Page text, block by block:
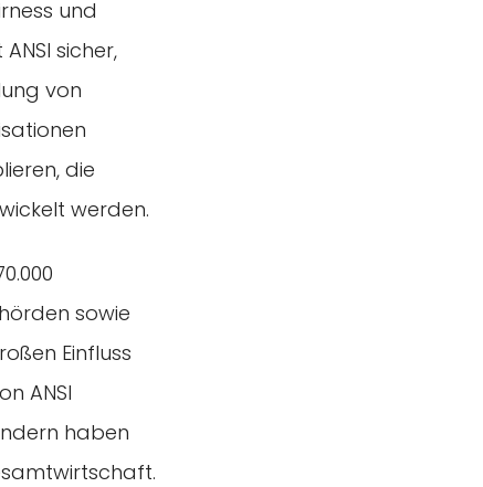
und
sicher,
von
die
werden.
sowie
Einfluss
ANSI
haben